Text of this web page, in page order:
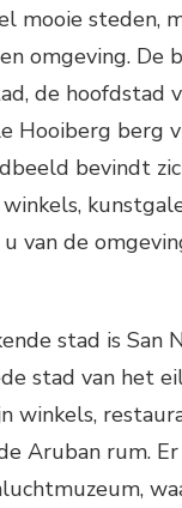
mooie steden,
omgeving. De
de hoofdstad
Hooiberg berg
bevindt
u van de
stad is San
stad van het
winkels,
Aruban rum.